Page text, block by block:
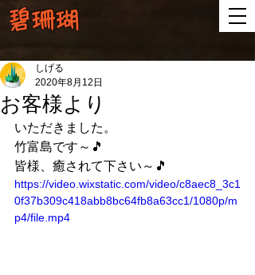
碧珊瑚
お客様より
しげる
2020年8月12日
いただきました。
竹富島です～🎵
皆様、癒されて下さい～🎵
https://video.wixstatic.com/video/c8aec8_3c1
0f37b309c418abb8bc64fb8a63cc1/1080p/m
p4/file.mp4